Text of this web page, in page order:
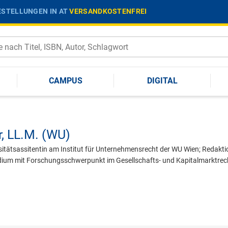
IN ATVERSANDKOSTENFREI
CAMPUS DIGITAL
LL.M. (WU)
am Institut für Unternehmensrecht der WU Wien;
mit Forschungsschwerpunkt im Gesellschafts- und